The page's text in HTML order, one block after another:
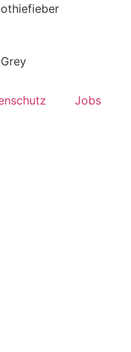
Jobs